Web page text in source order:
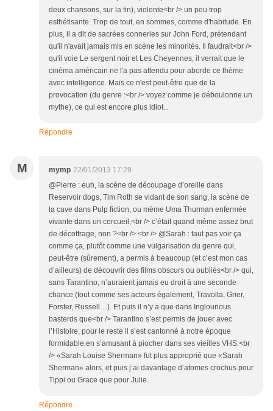
deux chansons, sur la fin), violente<br /> un peu trop
esthétisante. Trop de tout, en sommes, comme d'habitude. En
plus, il a dit de sacrées conneries sur John Ford, prétendant
qu'il n'avait jamais mis en scène les minorités. Il faudrait<br />
qu'il voie Le sergent noir et Les Cheyennes, il verrait que le
cinéma américain ne l'a pas attendu pour aborde ce thème
avec intelligence. Mais ce n'est peut-être que de la
provocation (du genre :<br /> voyez comme je déboulonne un
mythe), ce qui est encore plus idiot...
Répondre
M mymp 22/01/2013 17:29
@Pierre : euh, la scène de découpage d’oreille dans
Reservoir dogs, Tim Roth se vidant de son sang, la scène de
la cave dans Pulp fiction, ou même Uma Thurman enfermée
vivante dans un cercueil,<br /> c’était quand même assez brut
de décoffrage, non ?<br /> <br /> @Sarah : faut pas voir ça
comme ça, plutôt comme une vulgarisation du genre qui,
peut-être (sûrement), a permis à beaucoup (et c’est mon cas
d’ailleurs) de découvrir des films obscurs ou oubliés<br /> qui,
sans Tarantino, n’auraient jamais eu droit à une seconde
chance (tout comme ses acteurs également, Travolta, Grier,
Forster, Russell…). Et puis il n’y a que dans Inglourious
basterds que<br /> Tarantino s’est permis de jouer avec
l’Histoire, pour le reste il s’est cantonné à notre époque
formidable en s’amusant à piocher dans ses vieilles VHS.<br
/> «Sarah Louise Sherman» fut plus approprié que «Sarah
Sherman» alors, et puis j’ai davantage d’atomes crochus pour
Tippi ou Grace que pour Julie.
Répondre